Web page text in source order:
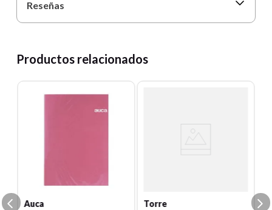
Reseñas
Productos relacionados
Auca Torre